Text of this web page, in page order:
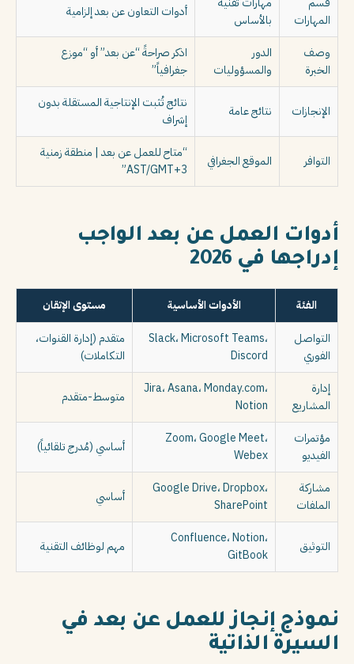
المهارات
بالأساس
أدوات التعاون عن بعد إلزامية
وصف
الخبرة
الدور
والمسؤوليات
اذكر صراحةً “عن بعد” أو “موزع
جغرافياً”
الإنجازات نتائج عامة
نتائج تُثبت الإنتاجية المستقلة بدون
إشراف
التوافر الموقع الجغرافي
“متاح للعمل عن بعد | منطقة زمنية
AST/GMT+3”
أدوات العمل عن بعد الواجب
إدراجها في 2026
الفئة الأدوات الأساسية
مستوى الإتقان
التواصل
الفوري
Slack، Microsoft Teams،
Discord
متقدم (إدارة القنوات،
التكاملات)
إدارة
المشاريع
Jira، Asana، Monday.com،
Notion
متوسط-متقدم
مؤتمرات
الفيديو
Zoom، Google Meet،
Webex
أساسي (مُدرج تلقائياً)
مشاركة
الملفات
Google Drive، Dropbox،
SharePoint
أساسي
التوثيق
Confluence، Notion،
GitBook
مهم لوظائف التقنية
نموذج إنجاز للعمل عن بعد في
السيرة الذاتية